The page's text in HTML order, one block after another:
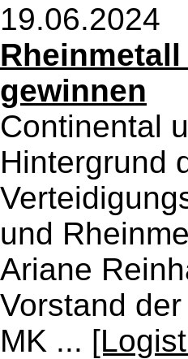
19.06.2024
gewinnen
Continental
Hintergrund
und
Ariane
Vorstand
MK ...